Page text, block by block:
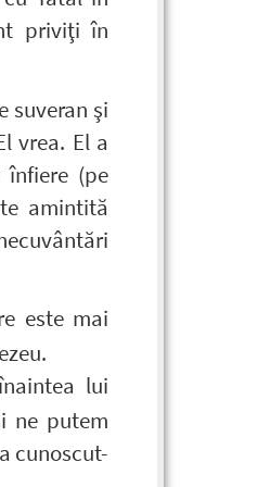
priviţi în
suveran şi
vrea. El a
(pe
amintită
este mai
lui
ne putem
cunoscut-